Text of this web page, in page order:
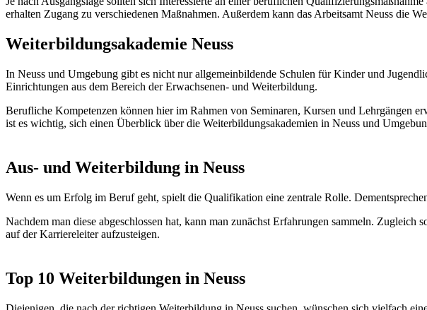
erhalten Zugang zu verschiedenen Maßnahmen. Außerdem kann das Arbeitsamt Neuss die
Weiterbildungsakademie Neuss
In Neuss und Umgebung gibt es nicht nur allgemeinbildende Schulen für Kinder und
Einrichtungen aus dem Bereich der Erwachsenen- und Weiterbildung.
Berufliche Kompetenzen können hier im Rahmen von Seminaren, Kursen und Lehrgängen
ist es wichtig, sich einen Überblick über die Weiterbildungsakademien in Neuss und
Aus- und Weiterbildung in Neuss
Wenn es um Erfolg im Beruf geht, spielt die Qualifikation eine zentrale Rolle.
Nachdem man diese abgeschlossen hat, kann man zunächst Erfahrungen sammeln.
auf der Karriereleiter aufzusteigen.
Top 10 Weiterbildungen in Neuss